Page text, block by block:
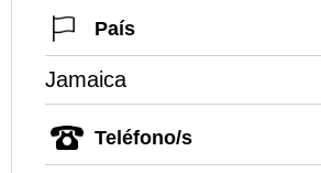
País
Jamaica
Teléfono/s